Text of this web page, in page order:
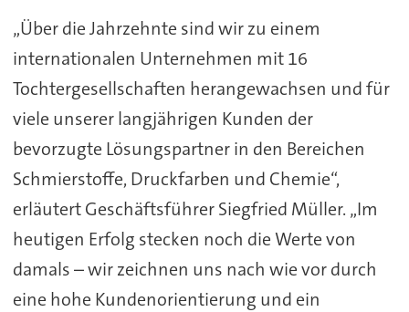
„Über die Jahrzehnte sind wir zu einem
internationalen Unternehmen mit 16
Tochtergesellschaften herangewachsen und für
viele unserer langjährigen Kunden der
bevorzugte Lösungspartner in den Bereichen
Schmierstoffe, Druckfarben und Chemie“,
erläutert Geschäftsführer Siegfried Müller. „Im
heutigen Erfolg stecken noch die Werte von
damals – wir zeichnen uns nach wie vor durch
eine hohe Kundenorientierung und ein